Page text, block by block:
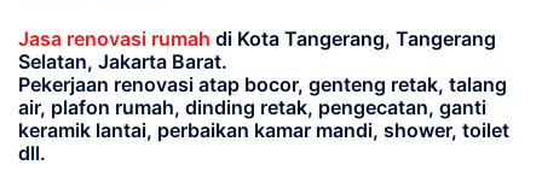
Jasa renovasi rumah di Kota Tangerang, Tangerang
Selatan, Jakarta Barat.
Pekerjaan renovasi atap bocor, genteng retak, talang
air, plafon rumah, dinding retak, pengecatan, ganti
keramik lantai, perbaikan kamar mandi, shower, toilet
dll.